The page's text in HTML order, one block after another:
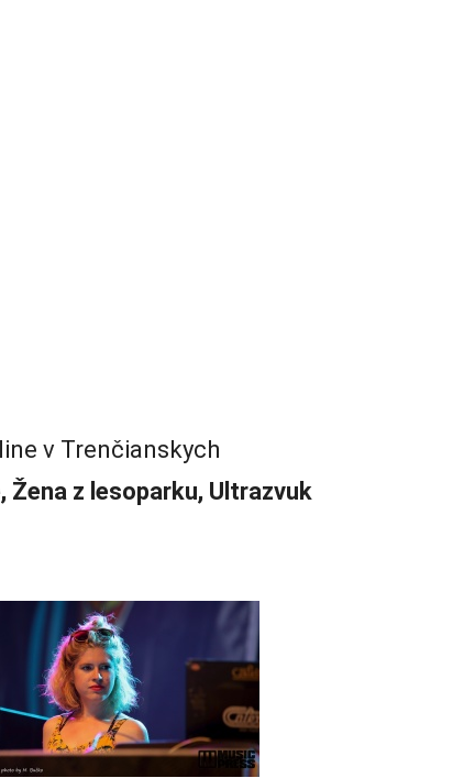
v Trenčianskych
Žena z lesoparku, Ultrazvuk